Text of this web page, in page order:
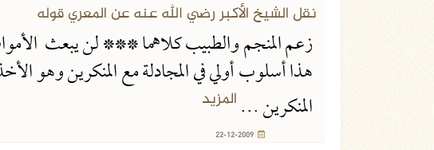
نقل الشيخ الأكبر رضي الله عنه عن المعري قوله
زعم المنجم والطبيب كلاهما *** لن يبعث
هذا أسلوب أولي في المجادلة مع المنكرين وهو
المنكرين ... المزيد
22-12-2009